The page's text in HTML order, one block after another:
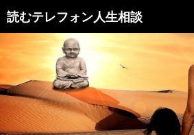
読むテレフォン人生相談